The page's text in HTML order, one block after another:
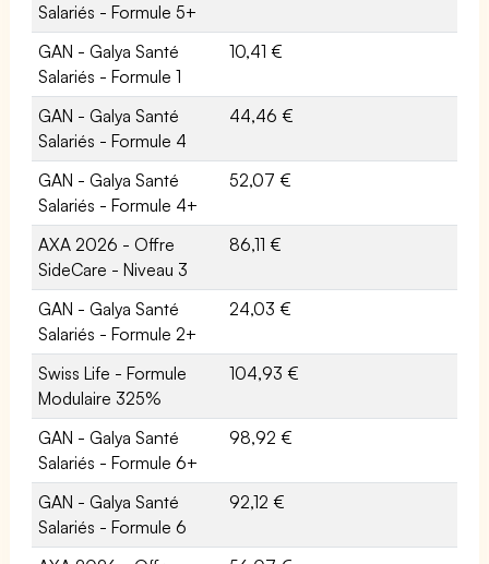
Salariés - Formule 5+
GAN - Galya Santé
Salariés - Formule 1
10,41 €
GAN - Galya Santé
Salariés - Formule 4
44,46 €
GAN - Galya Santé
Salariés - Formule 4+
52,07 €
AXA 2026 - Offre
SideCare - Niveau 3
86,11 €
GAN - Galya Santé
Salariés - Formule 2+
24,03 €
Swiss Life - Formule
Modulaire 325%
104,93 €
GAN - Galya Santé
Salariés - Formule 6+
98,92 €
GAN - Galya Santé
Salariés - Formule 6
92,12 €